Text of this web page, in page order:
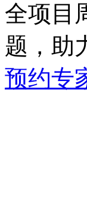
全项目
题，
预约专